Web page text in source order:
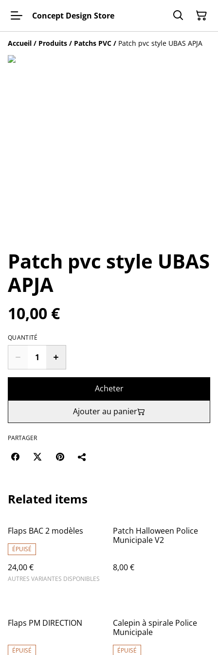
Concept Design Store
Accueil / Produits / Patchs PVC / Patch pvc style UBAS APJA
Patch pvc style UBAS
APJA
10,00 €
QUANTITÉ
Acheter
Ajouter au panier
PARTAGER
Related items
Flaps BAC 2 modèles
ÉPUISÉ
24,00 €
AUTRES VARIANTES DISPONIBLES
Patch Halloween Police
Municipale V2
8,00 €
Flaps PM DIRECTION
ÉPUISÉ
%
Calepin à spirale Police
Municipale
ÉPUISÉ